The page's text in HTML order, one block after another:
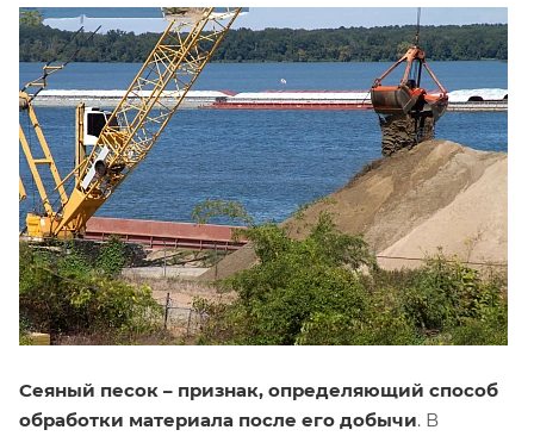
Сеяный песок – признак, определяющий способ
обработки материала после его добычи. В